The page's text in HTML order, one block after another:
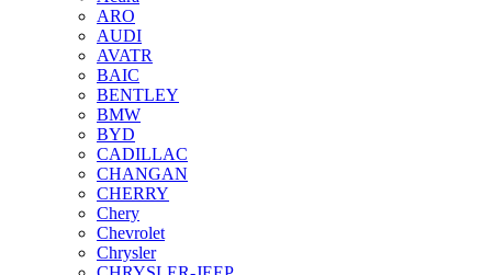
ARO
AUDI
AVATR
BAIC
BENTLEY
BMW
BYD
CADILLAC
CHANGAN
CHERRY
Chery
Chevrolet
Chrysler